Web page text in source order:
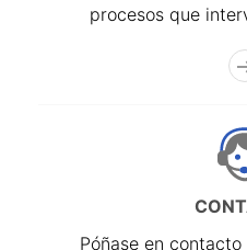
procesos que
Póñase en